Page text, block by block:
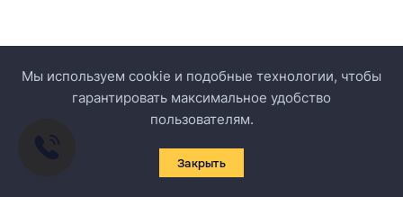
Мы используем cookie и подобные технологии, чтобы
гарантировать максимальное удобство
пользователям.
Закрыть